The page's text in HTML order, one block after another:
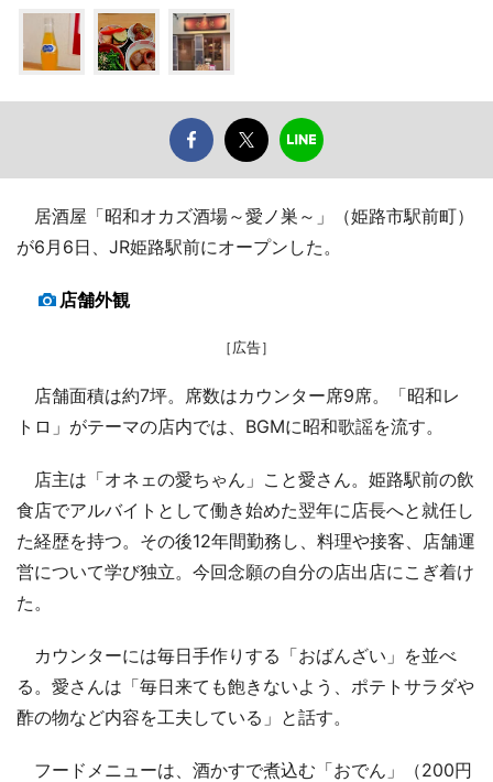
居酒屋「昭和オカズ酒場～愛ノ巣～」（姫路市駅前町）
が6月6日、JR姫路駅前にオープンした。
店舗外観
［広告］
店舗面積は約7坪。席数はカウンター席9席。「昭和レ
トロ」がテーマの店内では、BGMに昭和歌謡を流す。
店主は「オネェの愛ちゃん」こと愛さん。姫路駅前の飲
食店でアルバイトとして働き始めた翌年に店長へと就任し
た経歴を持つ。その後12年間勤務し、料理や接客、店舗運
営について学び独立。今回念願の自分の店出店にこぎ着け
た。
カウンターには毎日手作りする「おばんざい」を並べ
る。愛さんは「毎日来ても飽きないよう、ポテトサラダや
酢の物など内容を工夫している」と話す。
フードメニューは、酒かすで煮込む「おでん」（200円